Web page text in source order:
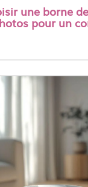
une borne de
pour un